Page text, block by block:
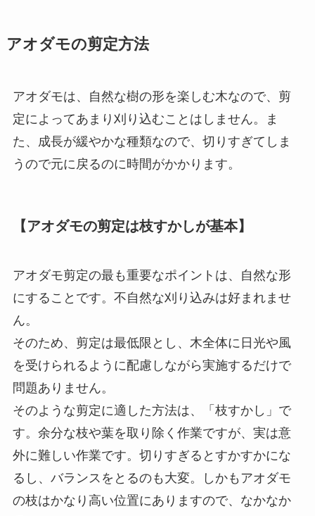
アオダモの剪定方法
アオダモは、自然な樹の形を楽しむ木なので、剪
定によってあまり刈り込むことはしません。ま
た、成長が緩やかな種類なので、切りすぎてしま
うので元に戻るのに時間がかかります。
【アオダモの剪定は枝すかしが基本】
アオダモ剪定の最も重要なポイントは、自然な形
にすることです。不自然な刈り込みは好まれませ
ん。
そのため、剪定は最低限とし、木全体に日光や風
を受けられるように配慮しながら実施するだけで
問題ありません。
そのような剪定に適した方法は、「枝すかし」で
す。余分な枝や葉を取り除く作業ですが、実は意
外に難しい作業です。切りすぎるとすかすかにな
るし、バランスをとるのも大変。しかもアオダモ
の枝はかなり高い位置にありますので、なかなか